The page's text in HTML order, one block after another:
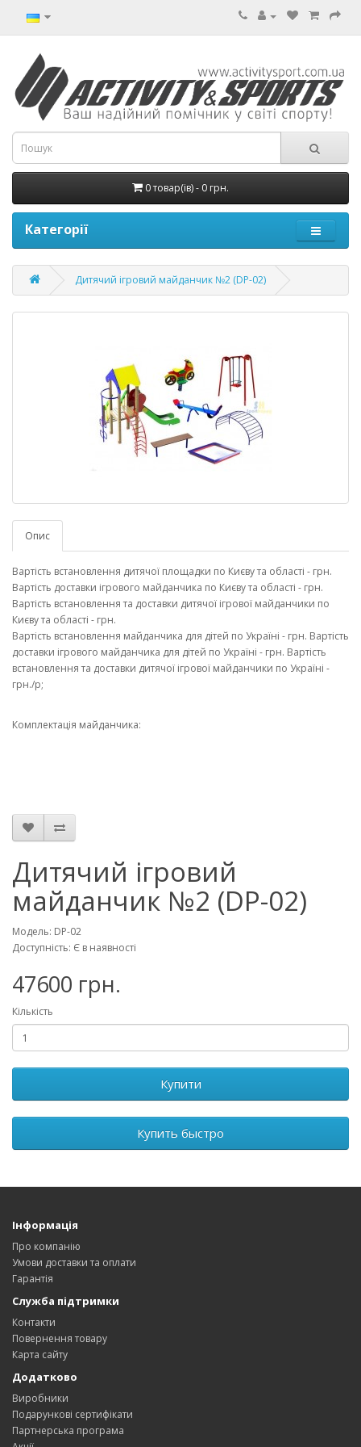
0 товар(ів) - 0 грн.
Категорії
Дитячий ігровий майданчик №2 (DP-02)
Опис
Вартість встановлення дитячої площадки по Києву та області - грн.
Вартість доставки ігрового майданчика по Києву та області - грн.
Вартість встановлення та доставки дитячої ігрової майданчики по
Києву та області - грн.
Вартість встановлення майданчика для дітей по Україні - грн. Вартість
доставки ігрового майданчика для дітей по Україні - грн. Вартість
встановлення та доставки дитячої ігрової майданчики по Україні -
грн./p;
Комплектація майданчика:
Дитячий ігровий
майданчик №2 (DP-02)
Модель: DP-02
Доступність: Є в наявності
47600 грн.
Кількість
Купити
Купить быстро
Інформація
Про компанію
Умови доставки та оплати
Гарантія
Служба підтримки
Контакти
Повернення товару
Карта сайту
Додатково
Виробники
Подарункові сертифікати
Партнерська програма